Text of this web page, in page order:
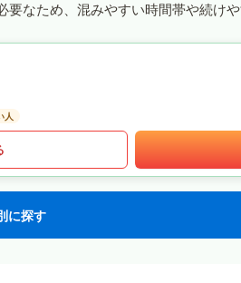
なため、混みやすい時間帯や続け
人
に探す